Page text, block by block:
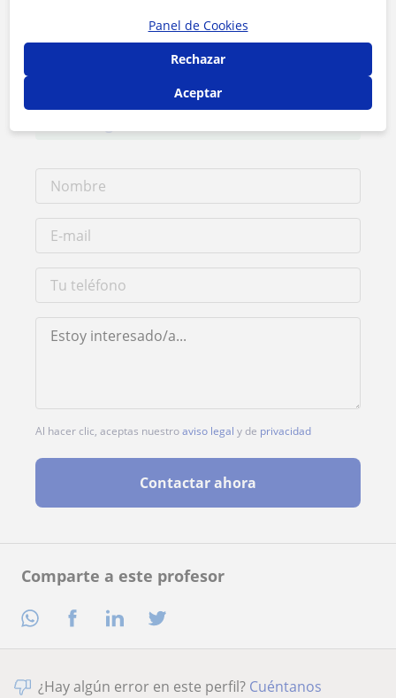
Comparte a este profesor
Contacta con Carmen
Al hacer clic, aceptas nuestroaviso legal y de privacidad
Contactar ahora
¿Hay algún error en este perfil? Cuéntanos
Panel de Cookies
Rechazar
Aceptar